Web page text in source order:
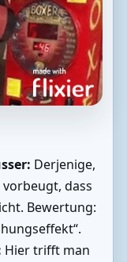
Derjenige,
dass
Bewertung:
Hier trifft man